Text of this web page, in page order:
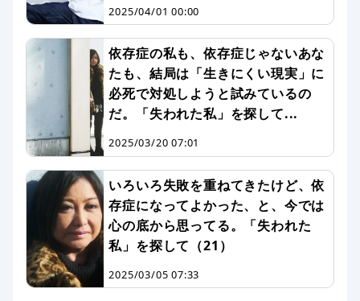
2025/04/01 00:00
依存症の私も、依存症じゃないあな
たも、結局は「生きにくい現実」に
必死で対処しようと試みているの
だ。「失われた私」を探して...
2025/03/20 07:01
いろいろ失敗を重ねてきたけど、依
存症になってよかった、と、今では
心の底から思ってる。「失われた
私」を探して（21）
2025/03/05 07:33